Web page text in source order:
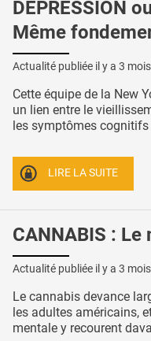
DÉPRESSION
Même
Actualité publiée il y a 3
Cette équipe de la New
un lien entre le
les symptômes cognitifs
LIRE LA SUITE
CANNABIS :
Actualité publiée il y a 3
Le cannabis devance
les adultes américains,
mentale y recourent